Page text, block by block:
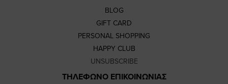
BLOG
GIFT CARD
PERSONAL SHOPPING
HAPPY CLUB
UNSUBSCRIBE
ΤΗΛΕΦΩΝΟ ΕΠΙΚΟΙΝΩΝΙΑΣ